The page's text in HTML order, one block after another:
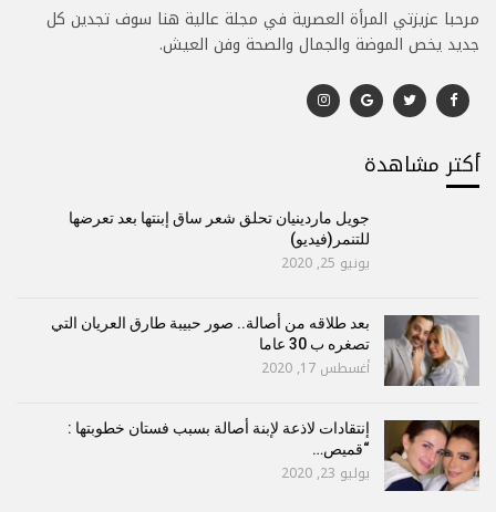
مرحبا عزيزتي المرأة العصرية في مجلة عالية هنا سوف تجدين كل
جديد يخص الموضة والجمال والصحة وفن العيش.
أكتر مشاهدة
جويل ماردينيان تحلق شعر ساق إبنتها بعد تعرضها
للتنمر(فيديو)
يونيو 25, 2020
بعد طلاقه من أصالة.. صور حبيبة طارق العريان التي
تصغره ب 30 عاما
أغسطس 17, 2020
إنتقادات لاذعة لإبنة أصالة بسبب فستان خطوبتها :
“قميص…
يوليو 23, 2020